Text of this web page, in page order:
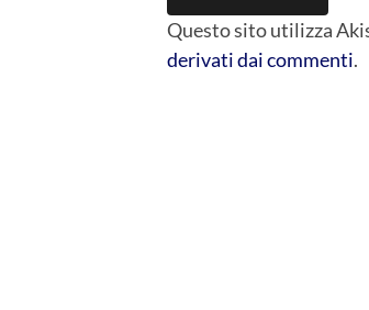
Questo sito utilizza
derivati dai commenti.